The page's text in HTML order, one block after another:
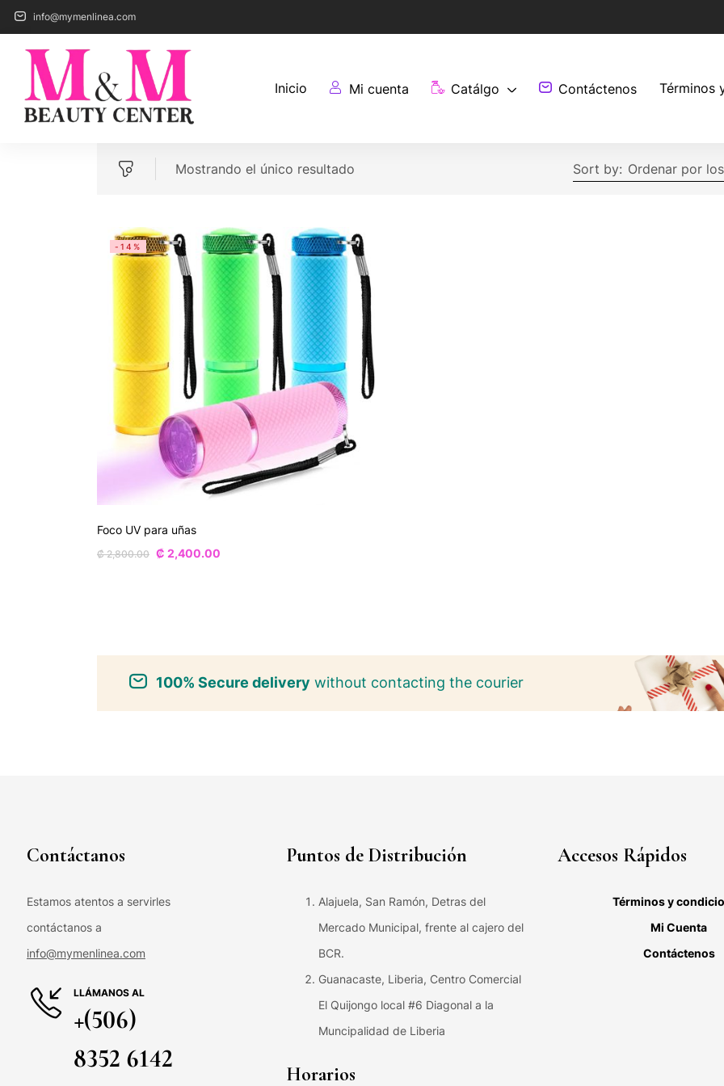
info@mymenlinea.com
Inicio Mi cuenta Catálgo Contáctenos Términos
Mostrando el único resultado Sort by: Ordenar por
-14%
Foco UV para uñas
₡2,800.00 ₡ 2,400.00
100% Secure delivery without contacting the courier
Contáctanos
Estamos atentos a servirles
contáctanos a
info@mymenlinea.com
LLÁMANOS AL
+(506)
8352 6142
Puntos de Distribución
Alajuela, San Ramón, Detras del
Mercado Municipal, frente al cajero del
BCR.
Guanacaste, Liberia, Centro Comercial
El Quijongo local #6 Diagonal a la
Muncipalidad de Liberia
Horarios
Accesos Rápidos
Términos y
Mi Cuenta
Contáctenos